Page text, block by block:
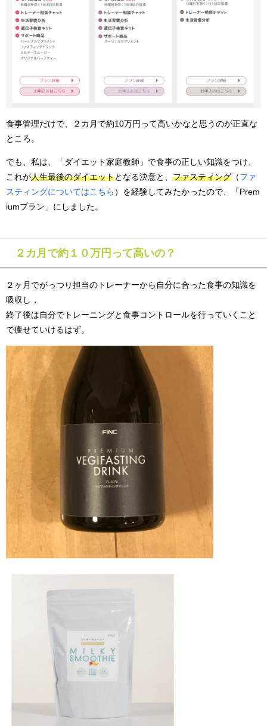
食事管理だけで、２カ月で約10万円って高いかなと思うのが正直な
ところ。
でも、私は、「ダイエット家庭教師」で食事の正しい知識をつけ、
これが人生最後のダイエットとなる決意と、 ファスティング （ ファ
スティングについてはこちら ）を経験してみたかったので、「Prem
iumプラン」にしました。
２カ月で約１０万円って高いの？
２ヶ月でがっつり担当のトレーナーから自分に合った食事の知識を
吸収し，
終了後は自分でトレーニングと食事コントロールを行っていくこと
で痩せていけるはず。